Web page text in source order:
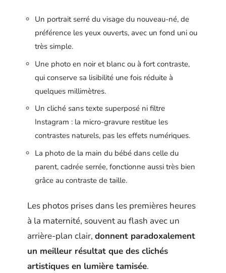
Un portrait serré du visage du nouveau-né, de
préférence les yeux ouverts, avec un fond uni ou
très simple.
Une photo en noir et blanc ou à fort contraste,
qui conserve sa lisibilité une fois réduite à
quelques millimètres.
Un cliché sans texte superposé ni filtre
Instagram : la micro-gravure restitue les
contrastes naturels, pas les effets numériques.
La photo de la main du bébé dans celle du
parent, cadrée serrée, fonctionne aussi très bien
grâce au contraste de taille.
Les photos prises dans les premières heures
à la maternité, souvent au flash avec un
arrière-plan clair, donnent paradoxalement
un meilleur résultat que des clichés
artistiques en lumière tamisée.